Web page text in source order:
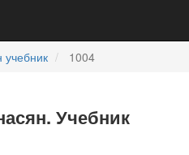
учебник 1004
Учебник